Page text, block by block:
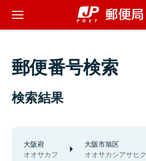
郵便番号検索
検索結果
大阪府
オオサカフ
大阪市旭区
オオサカシアサヒク